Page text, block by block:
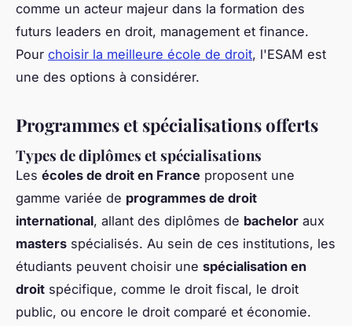
comme un acteur majeur dans la formation des
futurs leaders en droit, management et finance.
Pour choisir la meilleure école de droit, l'ESAM est
une des options à considérer.
Programmes et spécialisations offerts
Types de diplômes et spécialisations
Les écoles de droit en France proposent une
gamme variée de programmes de droit
international, allant des diplômes de bachelor aux
masters spécialisés. Au sein de ces institutions, les
étudiants peuvent choisir une spécialisation en
droit spécifique, comme le droit fiscal, le droit
public, ou encore le droit comparé et économie.